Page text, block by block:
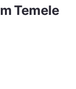
Temele